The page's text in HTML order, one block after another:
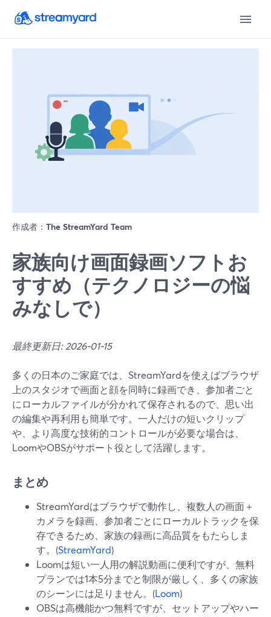
作成者： The StreamYard Team
家族向け画面録画ソフトお
すすめ（テクノロジーの悩
みなしで）
最終更新日: 2026-01-15
多くの日本のご家庭では、StreamYardを使えばブラウザ
上のスタジオで画面と顔を同時に録画でき、参加者ごと
にローカルファイルが分かれて保存されるので、思い出
の編集や再利用も簡単です。一人だけの短いクリップ
や、より高度な技術的コントロールが必要な場合は、
LoomやOBSがサポート役として活躍します。
まとめ
StreamYardはブラウザで動作し、複数人の画面＋
カメラを録画、参加者ごとにローカルトラックを保
存できるため、家族の録画に高品質をもたらしま
す。(StreamYard)
Loomは短い一人用の解説動画に便利ですが、無料
プランでは1本5分までと制限が厳しく、多くの家族
のシーンには足りません。(Loom)
OBSは高機能かつ無料ですが、セットアップやハー